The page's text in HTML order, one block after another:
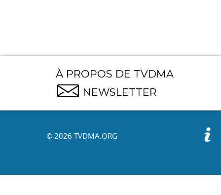
À PROPOS DE TVDMA
NEWSLETTER
© 2026 TVDMA.ORG